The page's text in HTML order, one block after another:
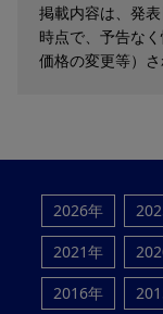
掲載内容は、発
時点で、予告な
価格の変更等）さ
2026年
2021年
2016年